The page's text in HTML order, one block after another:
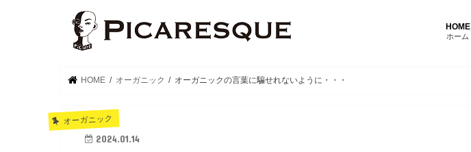
HOME
ホーム
HOME オーガニック オーガニックの言葉に騙せれないように・・・
オーガニック
2024.01.14